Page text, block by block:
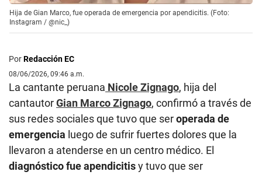
Hija de Gian Marco, fue operada de emergencia por apendicitis. (Foto:
Instagram / @nic_)
PorRedacción EC
08/06/2026, 09:46 a.m.
La cantante peruana Nicole Zignago, hija del
cantautorGian Marco Zignago, confirmó a través de
sus redes sociales que tuvo que seroperada de
emergencia luego de sufrir fuertes dolores que la
llevaron a atenderse en un centro médico. El
diagnóstico fue apendicitisy tuvo que ser